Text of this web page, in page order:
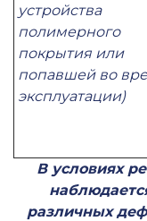
устройства
полимерного
покрытия или
попавшей во
эксплуатации)
В условиях
различных